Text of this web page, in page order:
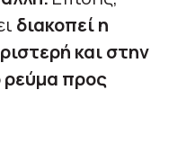
διακοπεί η
και στην
ρεύμα προς